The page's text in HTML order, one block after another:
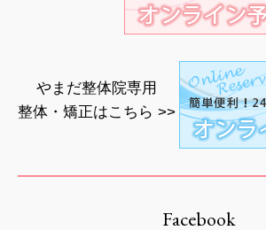
やまだ整体院専用
整体・矯正はこちら >>
Facebook